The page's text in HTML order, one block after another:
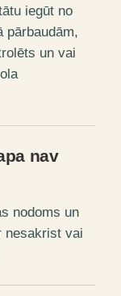
iegūt no
pārbaudām,
un vai
nav
nodoms un
nesakrist vai